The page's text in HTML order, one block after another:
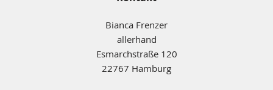
Bianca Frenzer
allerhand
Esmarchstraße 120
22767 Hamburg